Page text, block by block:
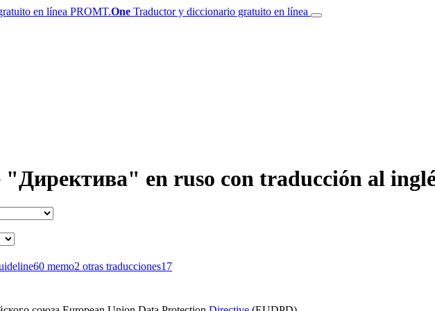
PROMT.One Traductor y diccionario gratuito en línea
"Директива" en ruso con traducción al
60 memo2 otras traducciones17